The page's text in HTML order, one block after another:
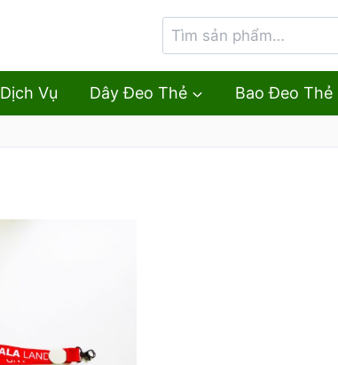
Dịch Vụ Dây Đeo Thẻ Bao Đeo Thẻ